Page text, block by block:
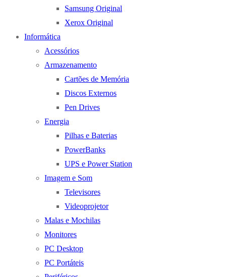
Samsung Original
Xerox Original
Informática
Acessórios
Armazenamento
Cartões de Memória
Discos Externos
Pen Drives
Energia
Pilhas e Baterias
PowerBanks
UPS e Power Station
Imagem e Som
Televisores
Videoprojetor
Malas e Mochilas
Monitores
PC Desktop
PC Portáteis